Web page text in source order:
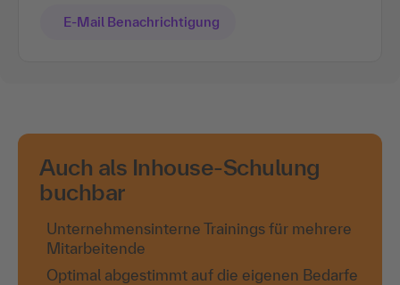
E-Mail Benachrichtigung
Auch als Inhouse-Schulung
buchbar
Unternehmensinterne Trainings für mehrere
Mitarbeitende
Optimal abgestimmt auf die eigenen Bedarfe